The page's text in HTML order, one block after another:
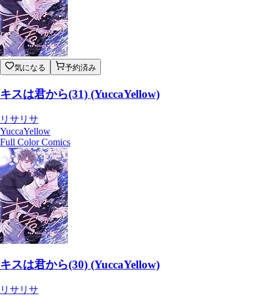
気になる 予約済み
キスは君から(31) (YuccaYellow)
リサリサ
YuccaYellow
Full Color Comics
キスは君から(30) (YuccaYellow)
リサリサ